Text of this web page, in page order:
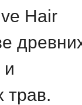
Hair
и
трав.